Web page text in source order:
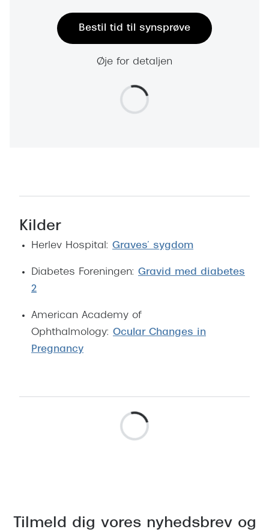
Bestil tid til synsprøve
Øje for detaljen
Kilder
Herlev Hospital: Graves’ sygdom
Diabetes Foreningen: Gravid med diabetes
2
American Academy of
Ophthalmology: Ocular Changes in
Pregnancy
Tilmeld dig vores nyhedsbrev og